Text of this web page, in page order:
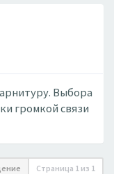
Выбора
громкой связи
Страница 1 из 1